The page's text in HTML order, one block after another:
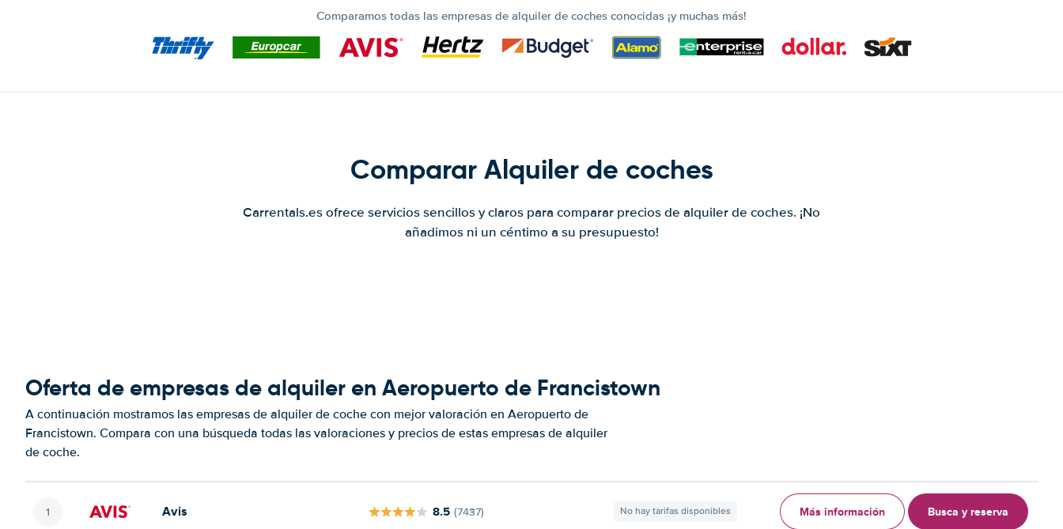
Comparamos todas las empresas de alquiler de coches conocidas ¡y muchas más!
Comparar Alquiler de coches
Carrentals.es ofrece servicios sencillos y claros para comparar precios de alquiler de coches. ¡No
añadimos ni un céntimo a su presupuesto!
Oferta de empresas de alquiler en Aeropuerto de Francistown
A continuación mostramos las empresas de alquiler de coche con mejor valoración en Aeropuerto de
Francistown. Compara con una búsqueda todas las valoraciones y precios de estas empresas de alquiler
de coche.
Avis 8.5 (7437) No hay tarifas disponibles Más información Busca y reserva